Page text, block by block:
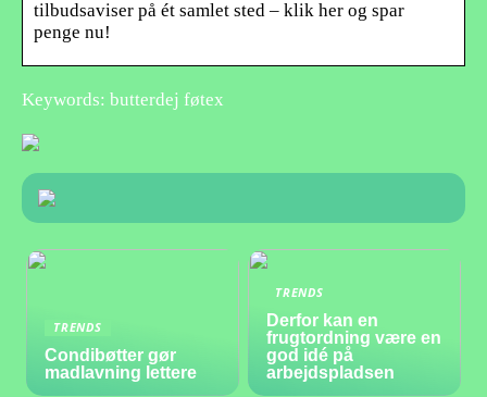
tilbudsaviser på ét samlet sted – klik her og spar
penge nu!
Keywords: butterdej føtex
TRENDS
Condibøtter gør
madlavning lettere
TRENDS
Derfor kan en
frugtordning være en
god idé på
arbejdspladsen